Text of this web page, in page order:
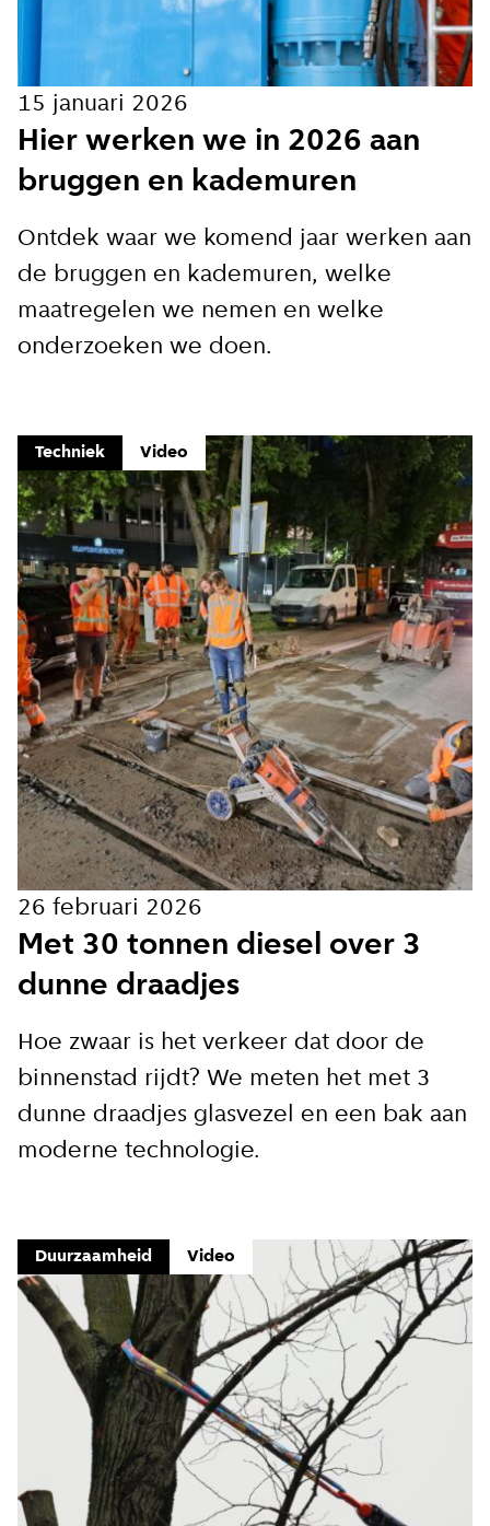
Hier werken we in 2026 aan
bruggen en kademuren
15 januari 2026
Ontdek waar we komend jaar werken aan
de bruggen en kademuren, welke
maatregelen we nemen en welke
onderzoeken we doen.
Techniek Video
Met 30 tonnen diesel over 3
dunne draadjes
26 februari 2026
Hoe zwaar is het verkeer dat door de
binnenstad rijdt? We meten het met 3
dunne draadjes glasvezel en een bak aan
moderne technologie.
Duurzaamheid Video